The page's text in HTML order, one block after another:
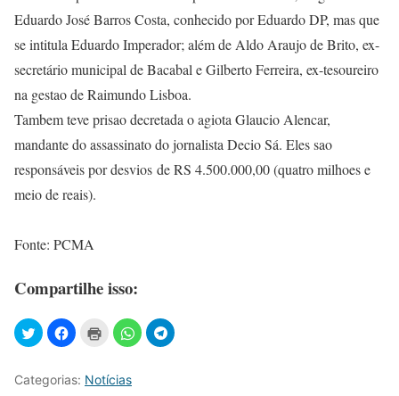
Eduardo José Barros Costa, conhecido por Eduardo DP, mas que
se intitula Eduardo Imperador; além de Aldo Araujo de Brito, ex-
secretário municipal de Bacabal e Gilberto Ferreira, ex-tesoureiro
na gestao de Raimundo Lisboa.
Tambem teve prisao decretada o agiota Glaucio Alencar,
mandante do assassinato do jornalista Decio Sá. Eles sao
responsáveis por desvios de RS 4.500.000,00 (quatro milhoes e
meio de reais).
Fonte: PCMA
Compartilhe isso:
Categorias: Notícias